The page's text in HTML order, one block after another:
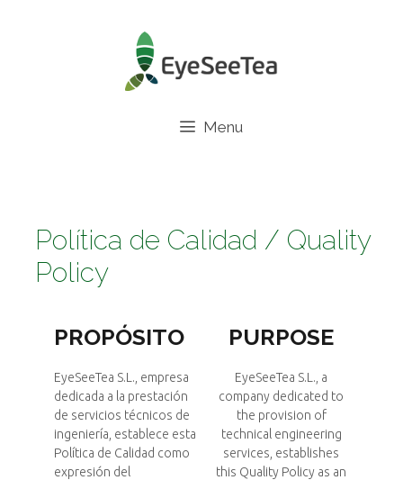
Menu
Política de Calidad / Quality
Policy
PROPÓSITO
EyeSeeTea S.L., empresa
dedicada a la prestación
de servicios técnicos de
ingeniería, establece esta
Política de Calidad como
expresión del
PURPOSE
EyeSeeTea S.L., a
company dedicated to
the provision of
technical engineering
services, establishes
this Quality Policy as an